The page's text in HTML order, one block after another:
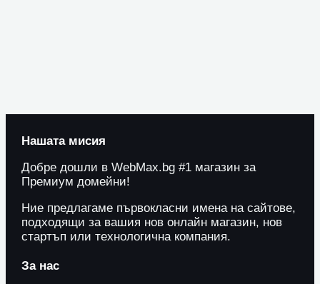
Нашата мисия
Добре дошли в WebMax.bg #1 магазин за
Премиум домейни!
Ние предлагаме първокласни имена на сайтове,
подходящи за вашия нов онлайн магазин, нов
стартъп или технологична компания.
За нас